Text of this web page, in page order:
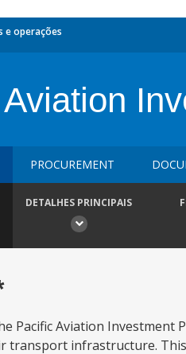
e operações
PROCUREMENT
DETALHES PRINCIPAIS
Pacific Aviation Investment
transport infrastructure.